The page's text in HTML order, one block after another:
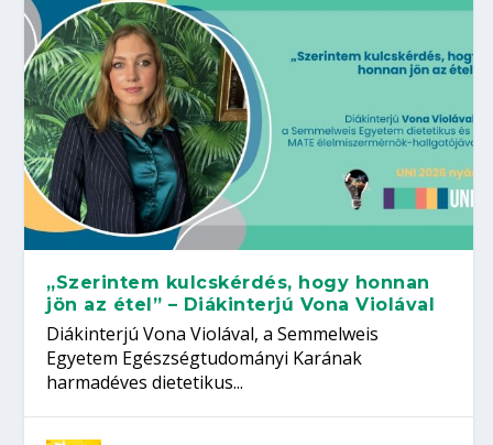
„Szerintem kulcskérdés, hogy honnan
jön az étel” – Diákinterjú Vona Violával
Diákinterjú Vona Violával, a Semmelweis
Egyetem Egészségtudományi Karának
harmadéves dietetikus...